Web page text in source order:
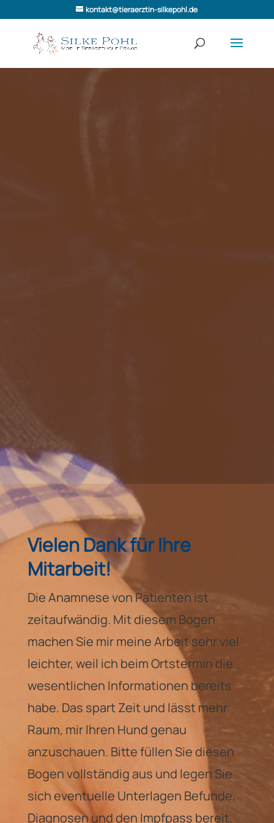
kontakt@tieraerztin-silkepohl.de
Vielen Dank für Ihre
Mitarbeit!
Die Anamnese von Patienten ist
zeitaufwändig. Mit diesem Bogen
machen Sie mir meine Arbeit sehr viel
leichter, weil ich beim Ortstermin die
wesentlichen Informationen bereits
habe. Das spart Zeit und lässt mehr
Raum, mir Ihren Hund genau
anzuschauen. Bitte füllen Sie diesen
Bogen vollständig aus und legen Sie
sich eventuelle Unterlagen Befunde,
Diagnosen und den Impfpass bereit.